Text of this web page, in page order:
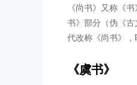
《尚书》又称《
书》部分（伪《
代改称《尚书》，
《虞书》